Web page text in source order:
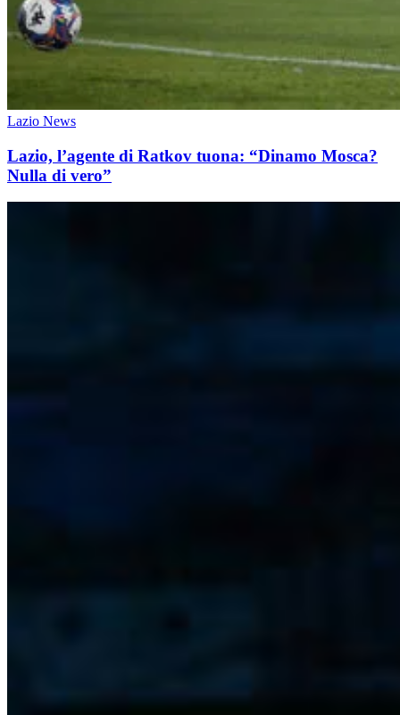
Lazio News
Lazio, l’agente di Ratkov tuona: “Dinamo Mosca?
Nulla di vero”